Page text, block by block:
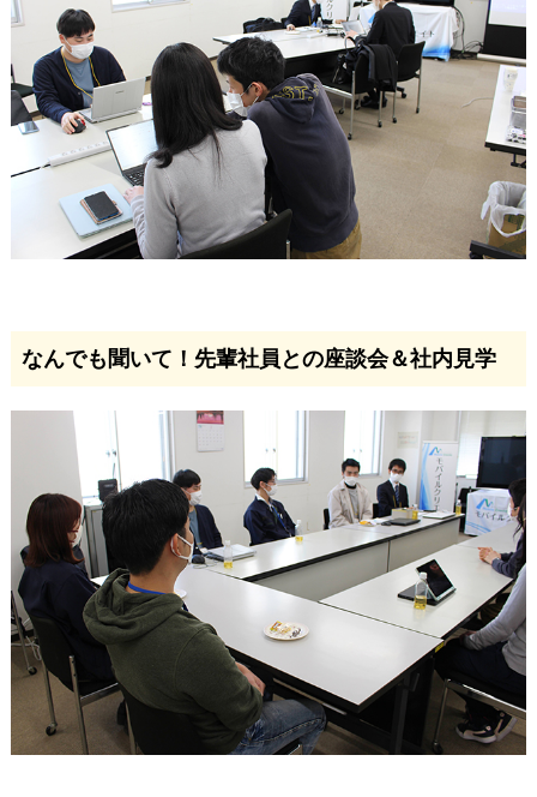
なんでも聞いて！先輩社員との座談会＆社内見学